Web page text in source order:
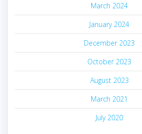
March 2024
January 2024
December 2023
October 2023
August 2023
March 2021
July 2020